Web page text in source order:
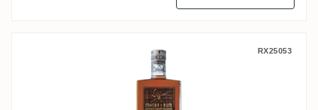
MHOBA Skukuza Confluence 2025RX25053